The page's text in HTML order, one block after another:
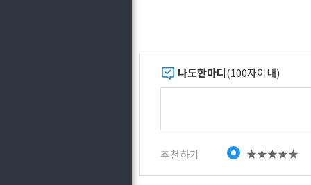
나도한마디(100자이내)
추천하기 ★★★★★